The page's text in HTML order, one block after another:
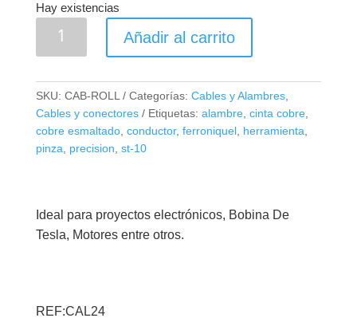
Hay existencias
Alambre
Esmaltado
Magneto
por
Metro
Añadir al carrito
SKU: CAB-ROLL Categorías: Cables y Alambres,
Cables y conectores
Etiquetas: alambre, cinta cobre,
cobre esmaltado, conductor, ferroniquel, herramienta
pinza
precision st-10
Ideal para proyectos electrónicos, Bobina De
Tesla, Motores entre otros.
REF:CAL24